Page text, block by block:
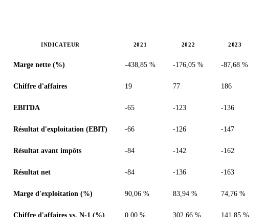
INDICATEUR 2021 2022 2023
Marge nette (%) -438,85 % -176,05 % -87,68 %
Chiffre d'affaires 19 77 186
EBITDA -65 -123 -136
Résultat d'exploitation (EBIT) -66 -126 -147
Résultat avant impôts -84 -142 -162
Résultat net -84 -136 -163
Marge d'exploitation (%) 90,06 % 83,94 % 74,76 %
Chiffre d'affaires vs. N-1 (%) 0,00 % 302,66 % 141,85 %